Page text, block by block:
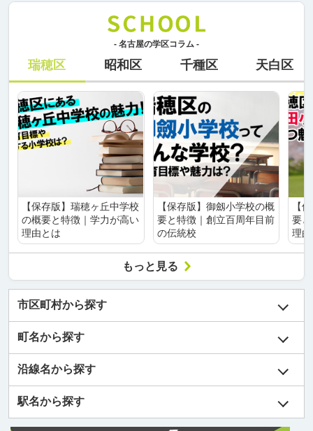
- 名古屋の学区コラム -
瑞穂区 昭和区 千種区 天白区
【保存版】瑞穂ヶ丘中学校
の概要と特徴｜学力が高い
理由とは
【保存版】御劔小学校の概
要と特徴｜創立百周年目前
の伝統校
【
要
理
もっと見る
市区町村から探す
町名から探す
沿線名から探す
駅名から探す